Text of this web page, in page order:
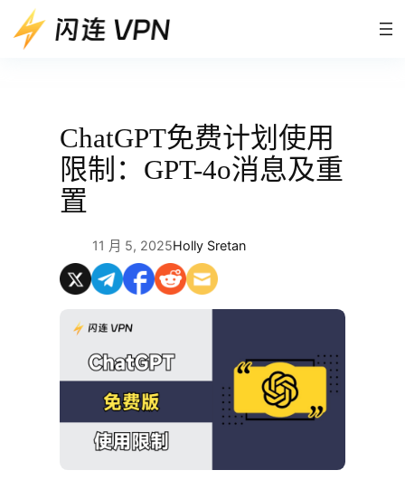
至
ChatGPT免费计划使用
限制：GPT-4o消息及重
置
11 月 5, 2025Holly Sretan